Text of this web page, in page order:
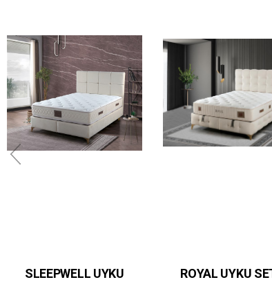
SLEEPWELL UYKU
ROYAL UYKU